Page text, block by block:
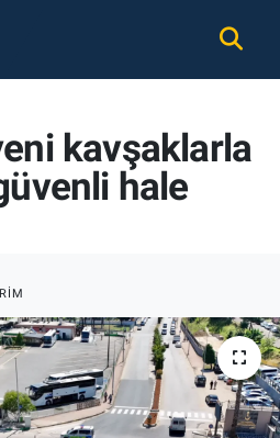
kavşaklarla
hale
ve Fikstür